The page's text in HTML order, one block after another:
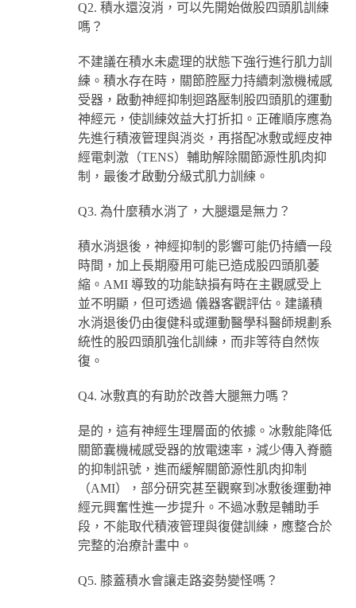
Q2. 積水還沒消，可以先開始做股四頭肌訓練
嗎？
不建議在積水未處理的狀態下強行進行肌力訓
練。積水存在時，關節腔壓力持續刺激機械感
受器，啟動神經抑制迴路壓制股四頭肌的運動
神經元，使訓練效益大打折扣。正確順序應為
先進行積液管理與消炎，再搭配冰敷或經皮神
經電刺激（TENS）輔助解除關節源性肌肉抑
制，最後才啟動分級式肌力訓練。
Q3. 為什麼積水消了，大腿還是無力？
積水消退後，神經抑制的影響可能仍持續一段
時間，加上長期廢用可能已造成股四頭肌萎
縮。AMI 導致的功能缺損有時在主觀感受上
並不明顯，但可透過 儀器客觀評估。建議積
水消退後仍由復健科或運動醫學科醫師規劃系
統性的股四頭肌強化訓練，而非等待自然恢
復。
Q4. 冰敷真的有助於改善大腿無力嗎？
是的，這有神經生理層面的依據。冰敷能降低
關節囊機械感受器的放電速率，減少傳入脊髓
的抑制訊號，進而緩解關節源性肌肉抑制
（AMI），部分研究甚至觀察到冰敷後運動神
經元興奮性進一步提升。不過冰敷是輔助手
段，不能取代積液管理與復健訓練，應整合於
完整的治療計畫中。
Q5. 膝蓋積水會讓走路姿勢變怪嗎？